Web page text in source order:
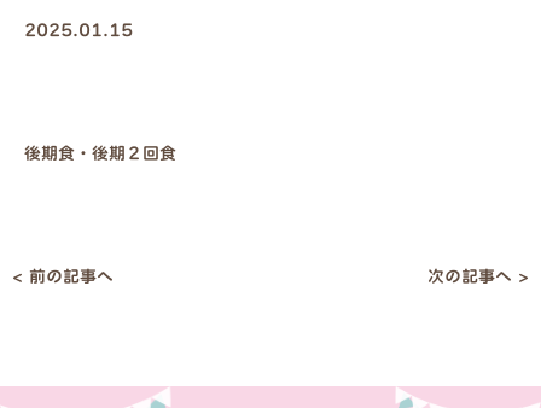
2025.01.15
後期食・後期２回食
投
< 前の記事へ 次の記事へ >